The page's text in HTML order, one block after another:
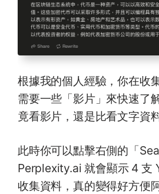
根據我的個人經驗，你在收
需要一些「影片」來快速了
竟看影片，還是比看文字資
此時你可以點擊右側的「
Perplexity.ai 就會顯示 4 支
收集資料，真的變得好方便阿